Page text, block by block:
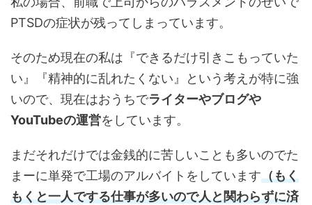
PTSDの症状が残ってしまっています。
そのため現在の私は『できるだけ引きこもっていた
い』『精神的に乱れたくない』という考えが特に強
いので、現在はおうちでライターやブログや
YouTubeの運営をしています。
まだそれだけでは金銭的に苦しいことも多いのでた
まーに単発で工場のアルバイトをしています（もく
もくと一人でする仕事が多いので人と関わらずに済